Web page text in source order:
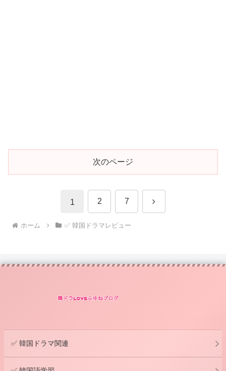
次のページ
1 2 7 次
ホーム ✅ 韓国ドラマレビュー
✅ 韓国ドラマ関連